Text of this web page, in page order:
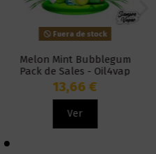
Fuera de stock
Melon Mint Bubblegum
Pack de Sales - Oil4vap
13,66 €
Ver